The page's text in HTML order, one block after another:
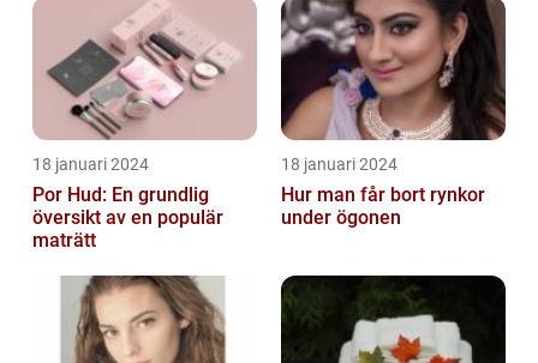
18 januari 2024
Por Hud: En grundlig
översikt av en populär
maträtt
18 januari 2024
Hur man får bort rynkor
under ögonen